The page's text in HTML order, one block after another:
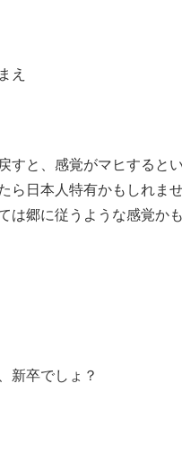
え
すと、感覚がマヒすると
ら日本人特有かもしれま
は郷に従うような感覚か
新卒でしょ？